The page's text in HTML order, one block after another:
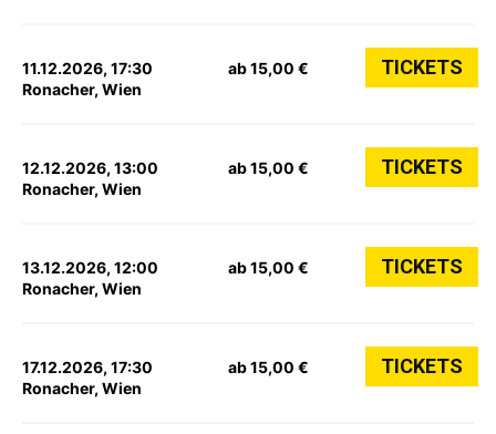
11.12.2026, 17:30
Ronacher, Wien
ab 15,00 € TICKETS
12.12.2026, 13:00
Ronacher, Wien
ab 15,00 € TICKETS
13.12.2026, 12:00
Ronacher, Wien
ab 15,00 € TICKETS
17.12.2026, 17:30
Ronacher, Wien
ab 15,00 € TICKETS